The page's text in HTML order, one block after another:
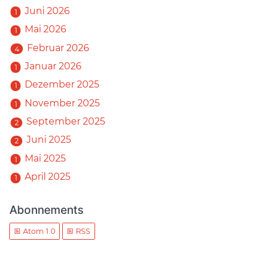
1 Juni 2026
1 Mai 2026
4 Februar 2026
1 Januar 2026
1 Dezember 2025
1 November 2025
2 September 2025
2 Juni 2025
1 Mai 2025
1 April 2025
Abonnements
Atom 1.0 RSS